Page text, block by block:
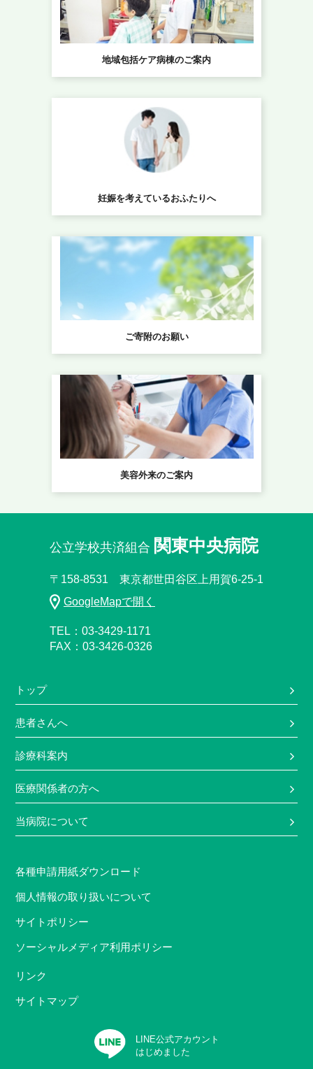
地域包括ケア病棟のご案内
妊娠を考えているおふたりへ
ご寄附のお願い
美容外来のご案内
公立学校共済組合 関東中央病院
〒158-8531 東京都世田谷区上用賀6-25-1
GoogleMapで開く
TEL：03-3429-1171
FAX：03-3426-0326
トップ
患者さんへ
診療科案内
医療関係者の方へ
当病院について
各種申請用紙ダウンロード
個人情報の取り扱いについて
サイトポリシー
ソーシャルメディア利用ポリシー
リンク
サイトマップ
LINE公式アカウント
はじめました